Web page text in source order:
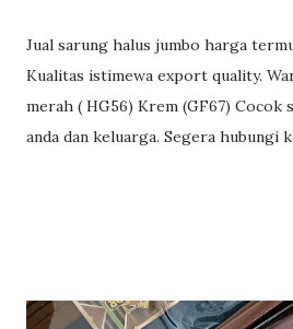
Jual sarung halus jumbo harga
Kualitas istimewa export quality.
merah ( HG56) Krem (GF67) Cocok
anda dan keluarga. Segera hubungi